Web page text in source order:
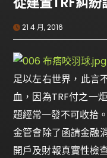
21 4 月, 2016
足以左右世界，此言
血，因為TRF付之一
題經常一發不可收拾。
金管會除了函請金融
開戶及財報真實性檢